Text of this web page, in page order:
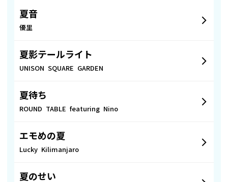
夏音
優里
夏影テールライト
UNISON SQUARE GARDEN
夏待ち
ROUND TABLE featuring Nino
エモめの夏
Lucky Kilimanjaro
夏のせい